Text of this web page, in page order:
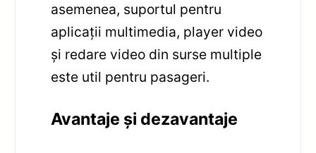
asemenea, suportul pentru
aplicații multimedia, player video
și redare video din surse multiple
este util pentru pasageri.
Avantaje și dezavantaje